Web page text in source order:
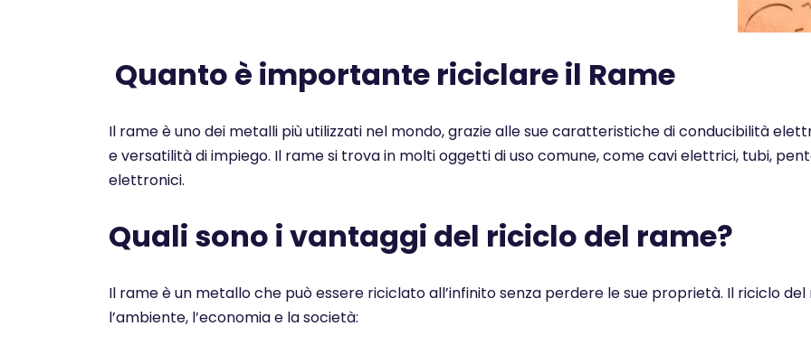
Quanto è importante riciclare il Rame
Il rame è uno dei metalli più utilizzati nel mondo, grazie alle sue caratteristiche di conducibilità
e versatilità di impiego. Il rame si trova in molti oggetti di uso comune, come cavi elettrici, tubi,
elettronici.
Quali sono i vantaggi del riciclo del rame?
Il rame è un metallo che può essere riciclato all’infinito senza perdere le sue proprietà. Il riciclo
l’ambiente, l’economia e la società: